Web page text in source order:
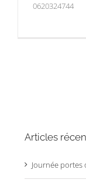
0620324744
Articles
Journée portes